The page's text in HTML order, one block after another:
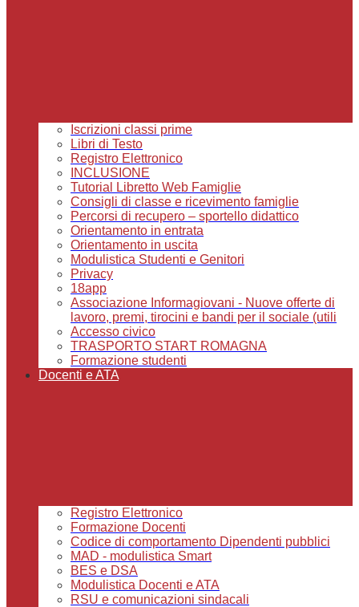
Iscrizioni classi prime
Libri di Testo
Registro Elettronico
INCLUSIONE
Tutorial Libretto Web Famiglie
Consigli di classe e ricevimento famiglie
Percorsi di recupero – sportello didattico
Orientamento in entrata
Orientamento in uscita
Modulistica Studenti e Genitori
Privacy
18app
Associazione Informagiovani - Nuove offerte di
lavoro, premi, tirocini e bandi per il sociale (utili
Accesso civico
TRASPORTO START ROMAGNA
Formazione studenti
Docenti e ATA
Registro Elettronico
Formazione Docenti
Codice di comportamento Dipendenti pubblici
MAD - modulistica Smart
BES e DSA
Modulistica Docenti e ATA
RSU e comunicazioni sindacali